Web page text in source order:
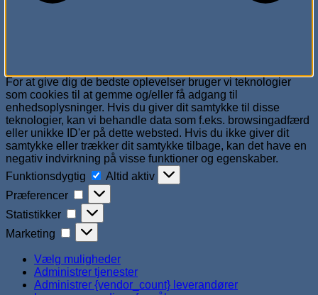
For at give dig de bedste oplevelser bruger vi teknologier
som cookies til at gemme og/eller få adgang til
enhedsoplysninger. Hvis du giver dit samtykke til disse
teknologier, kan vi behandle data som f.eks. browsingadfærd
eller unikke ID'er på dette websted. Hvis du ikke giver dit
samtykke eller trækker dit samtykke tilbage, kan det have en
negativ indvirkning på visse funktioner og egenskaber.
Funktionsdygtig
Funktionsdygtig
Altid aktiv
Præferencer
Præferencer
Statistikker Statistikker
Marketing Marketing
Vælg muligheder
Administrer tjenester
Administrer {vendor_count} leverandører